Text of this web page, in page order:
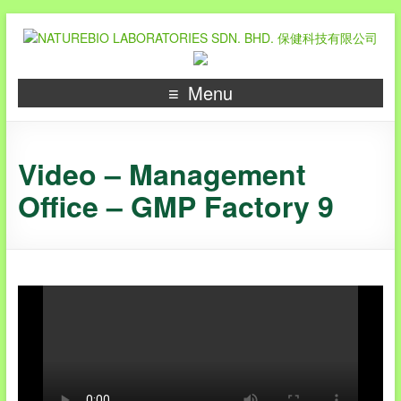
Menu
Video – Management
Office – GMP Factory 9